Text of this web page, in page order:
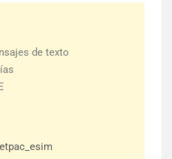
de texto